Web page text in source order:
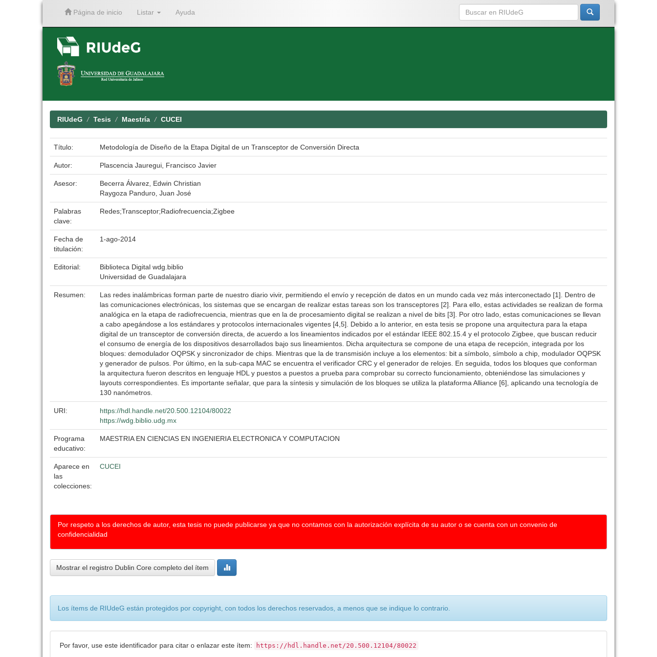
Página de inicio Listar Ayuda
RIUdeG Tesis Maestría CUCEI
Título: Metodología de Diseño de la Etapa Digital de un Transceptor de Conversión Directa
Autor: Plascencia Jauregui, Francisco Javier
Asesor:
Becerra Álvarez, Edwin Christian
Raygoza Panduro, Juan José
Palabras
clave:
Redes;Transceptor;Radiofrecuencia;Zigbee
Fecha de
titulación:
1-ago-2014
Editorial:
Biblioteca Digital wdg.biblio
Universidad de Guadalajara
Resumen:
Las redes inalámbricas forman parte de nuestro diario vivir, permitiendo el envío y recepción de datos en un mundo cada vez más interconectado [1]. Dentro de
las comunicaciones electrónicas, los sistemas que se encargan de realizar estas tareas son los transceptores [2]. Para ello, estas actividades se realizan de forma
analógica en la etapa de radiofrecuencia, mientras que en la de procesamiento digital se realizan a nivel de bits [3]. Por otro lado, estas comunicaciones se llevan
a cabo apegándose a los estándares y protocolos internacionales vigentes [4,5]. Debido a lo anterior, en esta tesis se propone una arquitectura para la etapa
digital de un transceptor de conversión directa, de acuerdo a los lineamientos indicados por el estándar IEEE 802.15.4 y el protocolo Zigbee, que buscan reducir
el consumo de energía de los dispositivos desarrollados bajo sus lineamientos. Dicha arquitectura se compone de una etapa de recepción, integrada por los
bloques: demodulador OQPSK y sincronizador de chips. Mientras que la de transmisión incluye a los elementos: bit a símbolo, símbolo a chip, modulador OQPSK
y generador de pulsos. Por último, en la sub-capa MAC se encuentra el verificador CRC y el generador de relojes. En seguida, todos los bloques que conforman
la arquitectura fueron descritos en lenguaje HDL y puestos a puestos a prueba para comprobar su correcto funcionamiento, obteniéndose las simulaciones y
layouts correspondientes. Es importante señalar, que para la síntesis y simulación de los bloques se utiliza la plataforma Alliance [6], aplicando una tecnología de
130 nanómetros.
URI:
https://hdl.handle.net/20.500.12104/80022
https://wdg.biblio.udg.mx
Programa
educativo:
MAESTRIA EN CIENCIAS EN INGENIERIA ELECTRONICA Y COMPUTACION
Aparece en
las
colecciones:
CUCEI
Por respeto a los derechos de autor, esta tesis no puede publicarse ya que no contamos con la autorización explícita de su autor o se cuenta con un convenio de
confidencialidad
Mostrar el registro Dublin Core completo del ítem
Los ítems de RIUdeG están protegidos por copyright, con todos los derechos reservados, a menos que se indique lo contrario.
Por favor, use este identificador para citar o enlazar este ítem: https://hdl.handle.net/20.500.12104/80022